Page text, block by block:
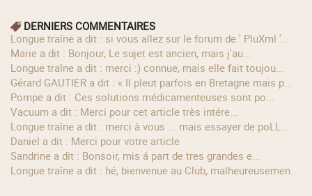
DERNIERS COMMENTAIRES
longue traîne a dit : si vous allez sur le forum de ' PluXml '...
Marie a dit : Bonjour, Le sujet est ancien, mais j'au...
longue traîne a dit : merci :) connue, mais elle fait toujou...
Gérard GAUTIER a dit : « Il pleut parfois en Bretagne mais p...
Pompe a dit : Ces solutions médicamenteuses sont po...
Vacuum a dit : Merci pour cet article très intére...
longue traîne a dit : merci à vous ... mais essayer de poLL...
Daniel a dit : Merci pour votre article
Sandrine a dit : Bonsoir, mis á part de tres grandes e...
longue traîne a dit : hé, bienvenue au Club, malheureusemen...